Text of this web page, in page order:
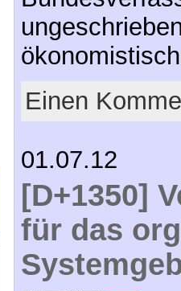
Einen
01.07.12
[D+1350]
für das